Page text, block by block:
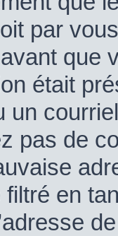
par
que
était
un
pas de
en